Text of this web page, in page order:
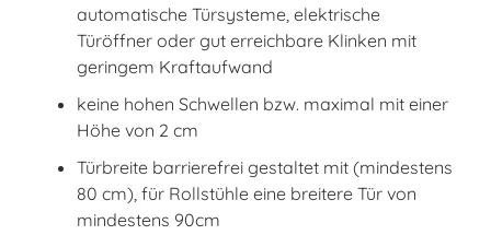
automatische Türsysteme, elektrische
Türöffner oder gut erreichbare Klinken mit
geringem Kraftaufwand
keine hohen Schwellen bzw. maximal mit einer
Höhe von 2 cm
Türbreite barrierefrei gestaltet mit (mindestens
80 cm), für Rollstühle eine breitere Tür von
mindestens 90cm